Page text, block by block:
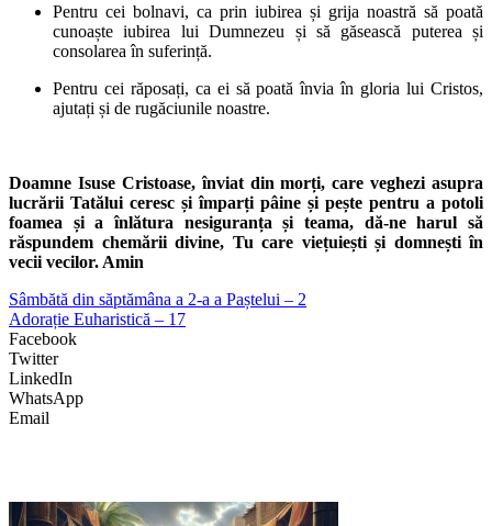
Pentru cei bolnavi, ca prin iubirea și grija noastră să poată
cunoaște iubirea lui Dumnezeu și să găsească puterea și
consolarea în suferință.
Pentru cei răposați, ca ei să poată învia în gloria lui Cristos,
ajutați și de rugăciunile noastre.
Doamne Isuse Cristoase, înviat din morți, care veghezi asupra
lucrării Tatălui ceresc și împarți pâine și pește pentru a potoli
foamea și a înlătura nesiguranța și teama, dă-ne harul să
răspundem chemării divine, Tu care viețuiești și domnești în
vecii vecilor. Amin
Sâmbătă din săptămâna a 2-a a Paștelui – 2
Adorație Euharistică – 17
Facebook
Twitter
LinkedIn
WhatsApp
Email